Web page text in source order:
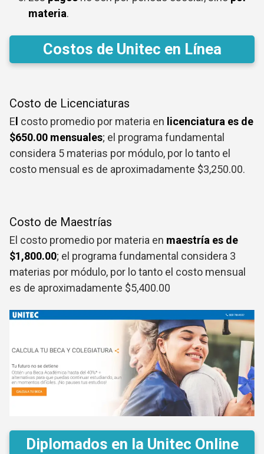
materia.
Costos de Unitec en Línea
Costo de Licenciaturas
E costo promedio por materia en licenciatura es de
$650.00 mensuales; el programa fundamental
considera 5 materias por módulo, por lo tanto el
costo mensual es de aproximadamente $3,250.00.
Costo de Maestrías
El costo promedio por materia en maestría es de
$1,800.00; el programa fundamental considera 3
materias por módulo, por lo tanto el costo mensual
es de aproximadamente $5,400.00
Diplomados en la Unitec Online